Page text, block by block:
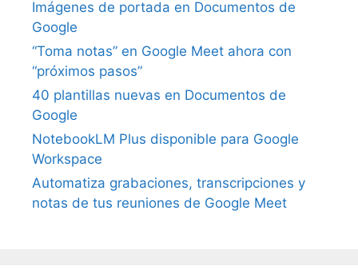
Imágenes de portada en Documentos de
Google
“Toma notas” en Google Meet ahora con
“próximos pasos”
40 plantillas nuevas en Documentos de
Google
NotebookLM Plus disponible para Google
Workspace
Automatiza grabaciones, transcripciones y
notas de tus reuniones de Google Meet